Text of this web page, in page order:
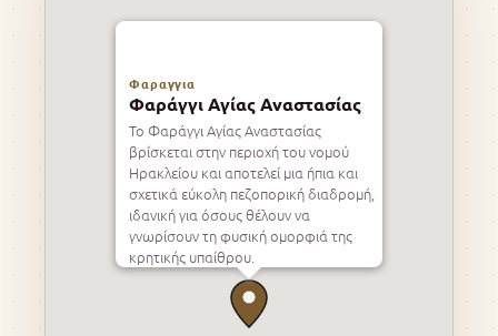
Φαραγγια
Φαράγγι Αγίας Αναστασίας
Το Φαράγγι Αγίας Αναστασίας
βρίσκεται στην περιοχή του νομού
Ηρακλείου και αποτελεί μια ήπια και
σχετικά εύκολη πεζοπορική διαδρομή,
ιδανική για όσους θέλουν να
γνωρίσουν τη φυσική ομορφιά της
κρητικής υπαίθρου.